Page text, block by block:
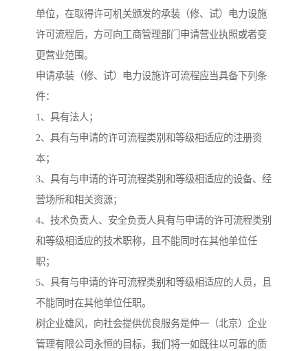
单位，在取得许可机关颁发的承装（修、试）电力设施
许可流程后，方可向工商管理部门申请营业执照或者变
更营业范围。
申请承装（修、试）电力设施许可流程应当具备下列条
件：
1、具有法人；
2、具有与申请的许可流程类别和等级相适应的注册资
本；
3、具有与申请的许可流程类别和等级相适应的设备、经
营场所和相关资源；
4、技术负责人、安全负责人具有与申请的许可流程类别
和等级相适应的技术职称，且不能同时在其他单位任
职；
5、具有与申请的许可流程类别和等级相适应的人员，且
不能同时在其他单位任职。
树企业雄风，向社会提供优良服务是仲一（北京）企业
管理有限公司永恒的目标，我们将一如既往以可靠的质